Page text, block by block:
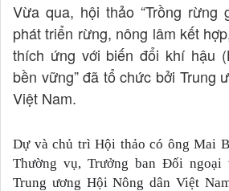
Vừa qua, hội thảo “Trồng rừng
phát triển rừng, nông lâm kết
thích ứng với biến đổi khí hậu
bền vững” đã tổ chức bởi Trung
Việt Nam.
Dự và chủ trì Hội thảo có ông Mai
Thường vụ, Trưởng ban Đối
Trung ương Hội Nông dân Việt